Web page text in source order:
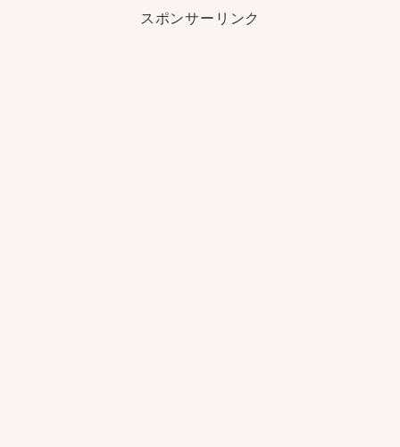
スポンサーリンク